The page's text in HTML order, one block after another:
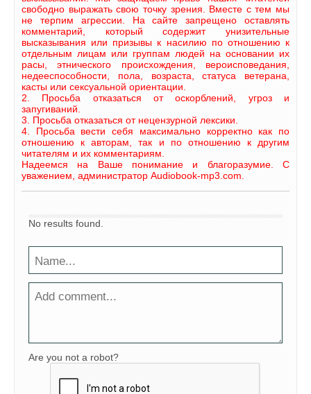
свободно выражать свою точку зрения. Вместе с тем мы
не терпим агрессии. На сайте запрещено оставлять
комментарий, который содержит унизительные
высказывания или призывы к насилию по отношению к
отдельным лицам или группам людей на основании их
расы, этнического происхождения, вероисповедания,
недееспособности, пола, возраста, статуса ветерана,
касты или сексуальной ориентации.
2. Просьба отказаться от оскорблений, угроз и
запугиваний.
3. Просьба отказаться от нецензурной лексики.
4. Просьба вести себя максимально корректно как по
отношению к авторам, так и по отношению к другим
читателям и их комментариям.
Надеемся на Ваше понимание и благоразумие. С
уважением, администратор Audiobook-mp3.com.
No results found.
Are you not a robot?